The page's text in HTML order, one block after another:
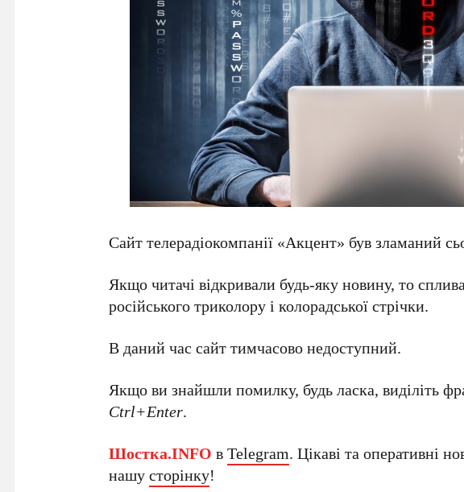
Сайт телерадіокомпанії «Акцент» був зламаний
Якщо читачі відкривали будь-яку новину, то
російського триколору і колорадської стрічки.
В даний час сайт тимчасово недоступний.
Якщо ви знайшли помилку, будь ласка, виділіть
Ctrl+Enter.
Шостка.INFO вTelegram. Цікаві та оперативні
нашусторінку!